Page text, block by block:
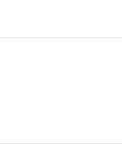
9783631798973